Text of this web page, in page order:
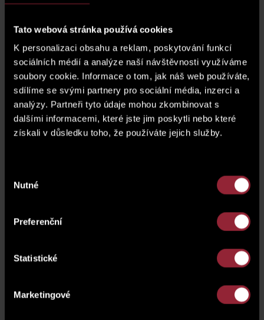
Tato webová stránka používá cookies
K personalizaci obsahu a reklam, poskytování funkcí
sociálních médií a analýze naší návštěvnosti využíváme
soubory cookie. Informace o tom, jak náš web používáte,
sdílíme se svými partnery pro sociální média, inzerci a
analýzy. Partneři tyto údaje mohou zkombinovat s
dalšími informacemi, které jste jim poskytli nebo které
získali v důsledku toho, že používáte jejich služby.
souhlasu
Nutné
Preferenční
Statistické
Marketingové
Cuntact Us
Do you need more information about the property or
would you like to arrange a viewing? Fill out the form and
we will get back to you shortly.